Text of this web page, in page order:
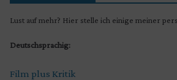
Lust auf mehr? Hier stelle ich einige meiner
Deutschsprachig:
Film plus Kritik